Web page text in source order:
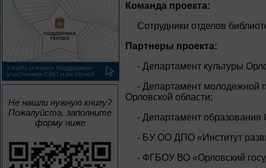
Не нашли нужную книгу?
Пожалуйста, заполните
форму ниже
Команда проекта:
Сотрудники отделов
Партнеры проекта:
- Департамент культуры
- Департамент молодежной
Орловской области;
- Департамент образования
- БУ ОО ДПО «Институт
- ФГБОУ ВО «Орловский